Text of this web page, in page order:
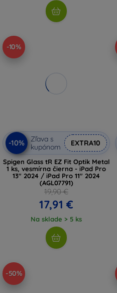
-10%
-10%
Zľava s
kupónom
EXTRA10
Spigen Glass tR EZ Fit Optik Metal
1 ks, vesmírna čierna - iPad Pro
13" 2024 / iPad Pro 11" 2024
(AGL07791)
19,90 €
17,91 €
Na sklade > 5 ks
-50%